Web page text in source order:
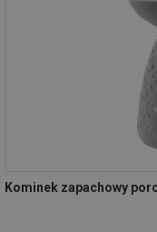
Kominek zapachowy